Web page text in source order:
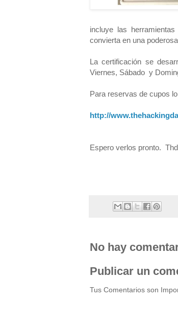
incluye las
convierta en una
La certificación se
Viernes, Sábado y
Para reservas de cupos
http://
Espero verlos pronto.
No hay
Publicar un
Tus Comentarios son